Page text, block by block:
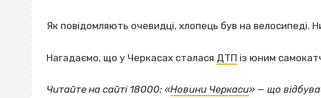
Як повідомляють очевидці, хлопець був на велосипеді.
Нагадаємо, що у Черкасах сталася ДТП із юним
Читайте на сайті 18000: «Новини Черкаси» — що